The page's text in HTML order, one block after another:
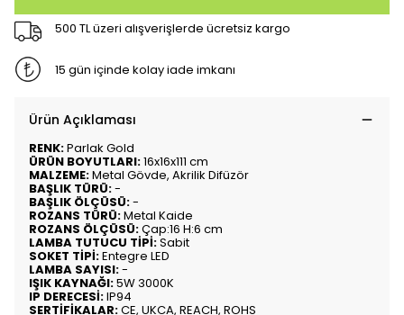
500 TL üzeri alışverişlerde ücretsiz kargo
15 gün içinde kolay iade imkanı
Ürün Açıklaması
RENK:Parlak Gold
ÜRÜN BOYUTLARI:16x16x111 cm
MALZEME:Metal Gövde, Akrilik Difüzör
BAŞLIK TÜRÜ:-
BAŞLIK ÖLÇÜSÜ:-
ROZANS TÜRÜ:Metal Kaide
ROZANS ÖLÇÜSÜ:Çap:16 H:6 cm
LAMBA TUTUCU TİPİ:Sabit
SOKET TİPİ:Entegre LED
LAMBA SAYISI:-
IŞIK KAYNAĞI:5W 3000K
IP DERECESİ:IP94
SERTİFİKALAR:CE, UKCA, REACH, ROHS